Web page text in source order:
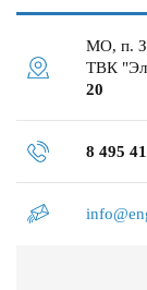
МО, п.
ТВК
20
8 495